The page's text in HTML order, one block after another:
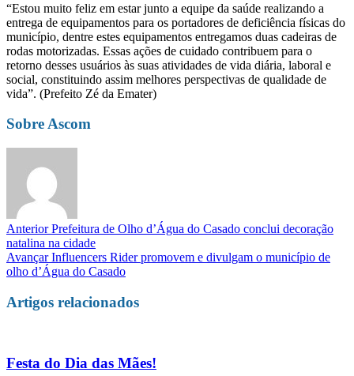
“Estou muito feliz em estar junto a equipe da saúde realizando a
entrega de equipamentos para os portadores de deficiência físicas do
município, dentre estes equipamentos entregamos duas cadeiras de
rodas motorizadas. Essas ações de cuidado contribuem para o
retorno desses usuários às suas atividades de vida diária, laboral e
social, constituindo assim melhores perspectivas de qualidade de
vida”. (Prefeito Zé da Emater)
Sobre Ascom
AnteriorPrefeitura de Olho d’Água do Casado conclui decoração
natalina na cidade
AvançarInfluencers Rider promovem e divulgam o município de
olho d’Água do Casado
Artigos relacionados
Festa do Dia das Mães!